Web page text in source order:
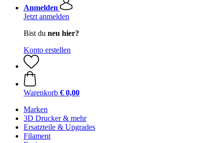
Anmelden
Jetzt anmelden
Bist du neu hier?
Konto erstellen
Warenkorb € 0,00
Marken
3D Drucker & mehr
Ersatzteile & Upgrades
Filament